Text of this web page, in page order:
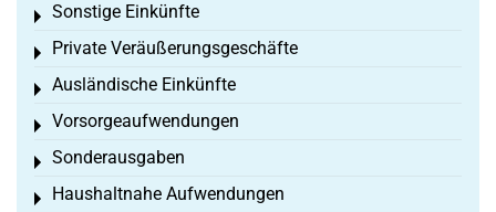
Sonstige Einkünfte
Toggle menu
Private Veräußerungsgeschäfte
Toggle menu
Ausländische Einkünfte
Toggle menu
Vorsorgeaufwendungen
Toggle menu
Sonderausgaben
Toggle menu
Haushaltnahe Aufwendungen
Toggle menu